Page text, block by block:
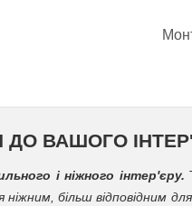
ВАШОГО
і ніжного інтер'єру.
ніжним, більш відповідним